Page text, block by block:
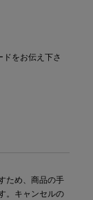
をお伝え下さ
ため、商品の手
。キャンセルの